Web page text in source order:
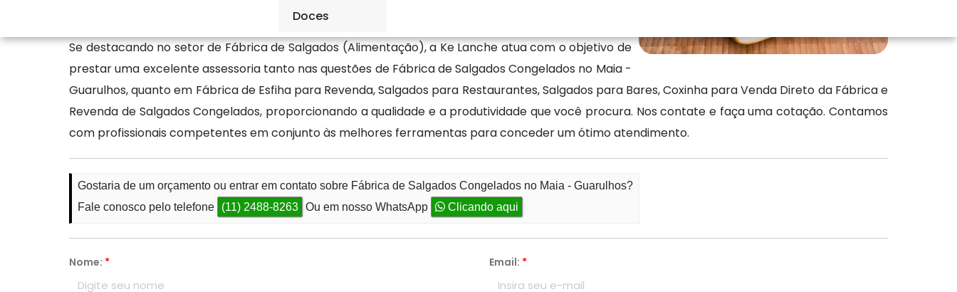
Doces
Se destacando no setor de Fábrica de Salgados (Alimentação), a Ke Lanche atua com o objetivo de
prestar uma excelente assessoria tanto nas questões de Fábrica de Salgados Congelados no Maia -
Guarulhos, quanto em Fábrica de Esfiha para Revenda, Salgados para Restaurantes, Salgados para Bares, Coxinha para Venda Direto da Fábrica e
Revenda de Salgados Congelados, proporcionando a qualidade e a produtividade que você procura. Nos contate e faça uma cotação. Contamos
com profissionais competentes em conjunto às melhores ferramentas para conceder um ótimo atendimento.
Gostaria de um orçamento ou entrar em contato sobre Fábrica de Salgados Congelados no Maia - Guarulhos?
Fale conosco pelo telefone
(11) 2488-8263 Ou em nosso WhatsApp Clicando aqui
Nome: * Email: *